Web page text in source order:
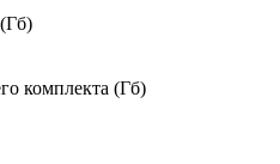
комплекта (Гб)